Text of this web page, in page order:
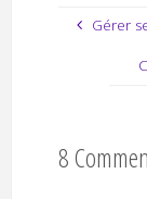
Gérer
8